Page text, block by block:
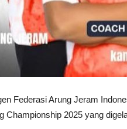
Federasi Arung Jeram
Championship 2025 yang